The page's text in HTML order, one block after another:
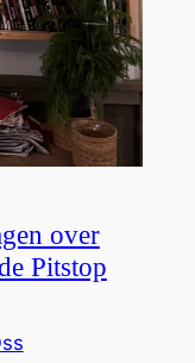
over
Pitstop